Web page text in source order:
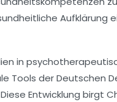
Aufklärung
in
Tools der Deutschen
Entwicklung birgt